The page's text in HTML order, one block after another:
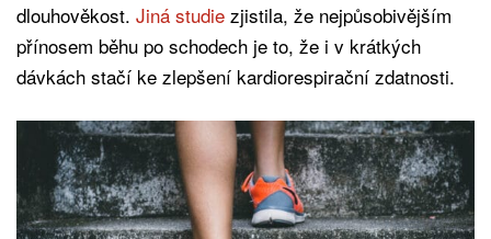
dlouhověkost. Jiná studie zjistila, že nejpůsobivějším
přínosem běhu po schodech je to, že i v krátkých
dávkách stačí ke zlepšení kardiorespirační zdatnosti.